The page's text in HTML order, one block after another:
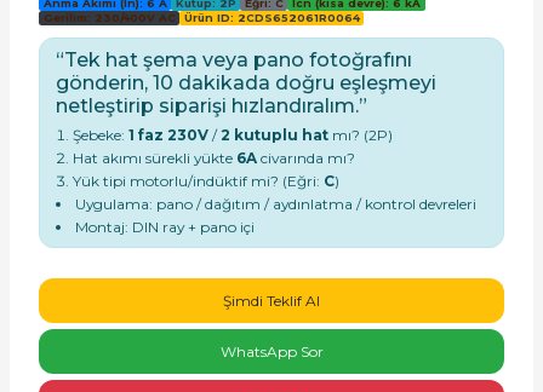
Yol Vericiler
Pako Şalterler
Gerilim: 230/400V AC
Ürün ID: 2CDS652061R0064
“Tek hat şema veya pano fotoğrafını
gönderin, 10 dakikada doğru eşleşmeyi
netleştirip siparişi hızlandıralım.”
Şebeke: 1 faz 230V/2 kutuplu hatmı? (2P)
Hat akımı sürekli yükte 6Acivarında mı?
Yük tipi motorlu/indüktif mi? (Eğri: C)
Uygulama: pano / dağıtım / aydınlatma / kontrol devreleri
Montaj: DIN ray + pano içi
Şimdi Teklif Al
WhatsApp Sor